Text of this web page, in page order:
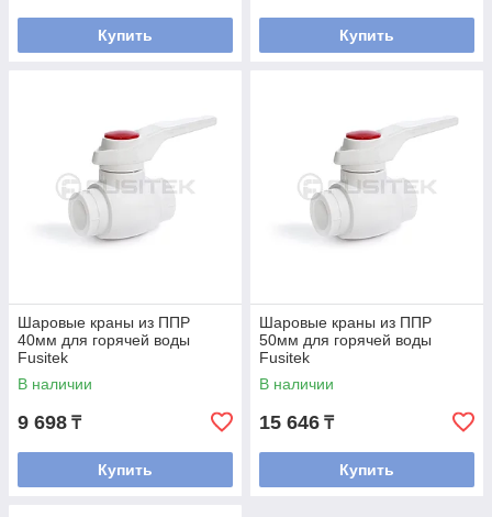
Купить Купить
Шаровые краны из ППР
40мм для горячей воды
Fusitek
В наличии
9 698 ₸
Купить
Шаровые краны из ППР
50мм для горячей воды
Fusitek
В наличии
15 646 ₸
Купить